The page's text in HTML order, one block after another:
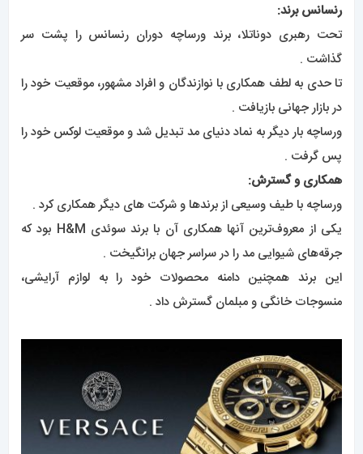
رنسانس برند:
تحت رهبری دوناتلا، برند ورساچه دوران رنسانس را پشت سر
گذاشت .
تا حدی به لطف همکاری با نوازندگان و افراد مشهور، موقعیت خود را
در بازار جهانی بازیافت .
ورساچه بار دیگر به نماد دنیای مد تبدیل شد و موقعیت لوکس خود را
پس گرفت .
همکاری و گسترش:
ورساچه با طیف وسیعی از برندها و شرکت های دیگر همکاری کرد .
یکی از معروف‌ترین آنها همکاری آن با برند سوئدی H&M بود که
جرقه‌های شیوایی مد را در سراسر جهان برانگیخت .
این برند همچنین دامنه محصولات خود را به لوازم آرایشی،
منسوجات خانگی و مبلمان گسترش داد .